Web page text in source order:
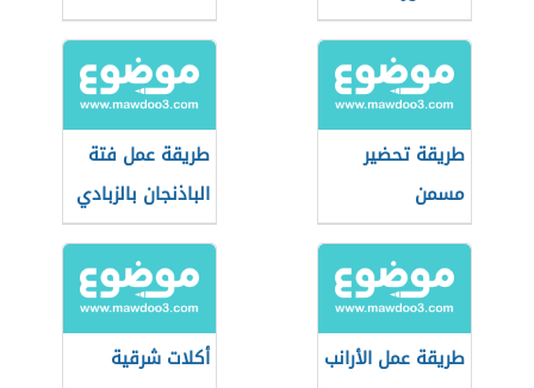
طريقة تحضير
مسمن
طريقة عمل فتة
الباذنجان بالزبادي
طريقة عمل الأرانب أكلات شرقية